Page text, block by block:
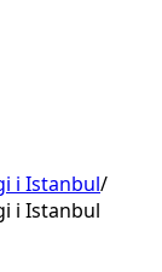
i Istanbul
i Istanbul